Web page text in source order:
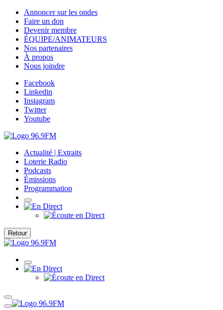
Annoncer sur les ondes
Faire un don
Devenir membre
ÉQUIPE/ANIMATEURS
Nos partenaires
À propos
Nous joindre
Facebook
Linkedin
Instagram
Twitter
Youtube
Actualité | Extraits
Loterie Radio
Podcasts
Émissions
Programmation
Retour